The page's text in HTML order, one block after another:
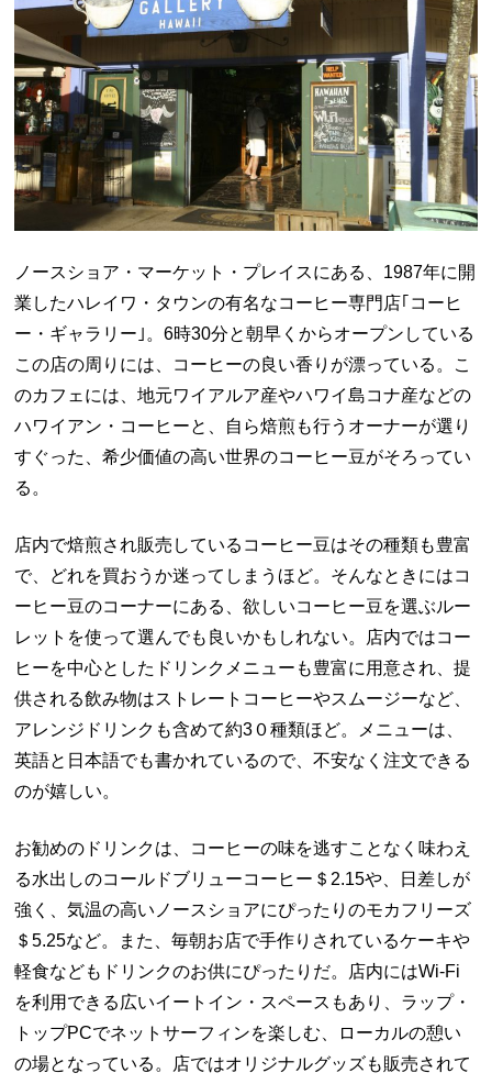
ノースショア・マーケット・プレイスにある、1987年に開
業したハレイワ・タウンの有名なコーヒー専門店｢コーヒ
ー・ギャラリー｣。6時30分と朝早くからオープンしている
この店の周りには、コーヒーの良い香りが漂っている。こ
のカフェには、地元ワイアルア産やハワイ島コナ産などの
ハワイアン・コーヒーと、自ら焙煎も行うオーナーが選り
すぐった、希少価値の高い世界のコーヒー豆がそろってい
る。
店内で焙煎され販売しているコーヒー豆はその種類も豊富
で、どれを買おうか迷ってしまうほど。そんなときにはコ
ーヒー豆のコーナーにある、欲しいコーヒー豆を選ぶルー
レットを使って選んでも良いかもしれない。店内ではコー
ヒーを中心としたドリンクメニューも豊富に用意され、提
供される飲み物はストレートコーヒーやスムージーなど、
アレンジドリンクも含めて約3０種類ほど。メニューは、
英語と日本語でも書かれているので、不安なく注文できる
のが嬉しい。
お勧めのドリンクは、コーヒーの味を逃すことなく味わえ
る水出しのコールドブリューコーヒー＄2.15や、日差しが
強く、気温の高いノースショアにぴったりのモカフリーズ
＄5.25など。また、毎朝お店で手作りされているケーキや
軽食などもドリンクのお供にぴったりだ。店内にはWi-Fi
を利用できる広いイートイン・スペースもあり、ラップ・
トップPCでネットサーフィンを楽しむ、ローカルの憩い
の場となっている。店ではオリジナルグッズも販売されて